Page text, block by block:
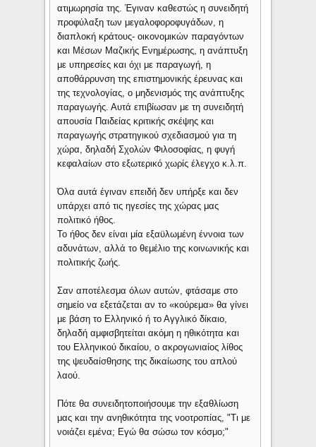
ατιμωρησία της. Έγιναν καθεστώς η συνειδητή
προφύλαξη των μεγαλοφοροφυγάδων, η
διαπλοκή κράτους- οικονομικών παραγόντων
και Μέσων Μαζικής Ενημέρωσης, η ανάπτυξη
με υπηρεσίες και όχι με παραγωγή, η
αποθάρρυνση της επιστημονικής έρευνας και
της τεχνολογίας, ο μηδενισμός της ανάπτυξης
παραγωγής. Αυτά επιβίωσαν με τη συνειδητή
απουσία Παιδείας κριτικής σκέψης και
παραγωγής στρατηγικού σχεδιασμού για τη
χώρα, δηλαδή Σχολών Φιλοσοφίας, η φυγή
κεφαλαίων στο εξωτερικό χωρίς έλεγχο κ.λ.π.
Όλα αυτά έγιναν επειδή δεν υπήρξε και δεν
υπάρχει από τις ηγεσίες της χώρας μας
πολιτικό ήθος.
Το ήθος δεν είναι μία εξαϋλωμένη έννοια των
αδυνάτων, αλλά το θεμέλιο της κοινωνικής και
πολιτικής ζωής.
Σαν αποτέλεσμα όλων αυτών, φτάσαμε στο
σημείο να εξετάζεται αν το «κούρεμα» θα γίνει
με βάση το Ελληνικό ή το Αγγλικό δίκαιο,
δηλαδή αμφισβητείται ακόμη η ηθικότητα και
του Ελληνικού δικαίου, ο ακρογωνιαίος λίθος
της ψευδαίσθησης της δικαίωσης του απλού
λαού.
Πότε θα συνειδητοποιήσουμε την εξαθλίωση
μας και την ανηθικότητα της νοοτροπίας, "Τι με
νοιάζει εμένα; Εγώ θα σώσω τον κόσμο;"